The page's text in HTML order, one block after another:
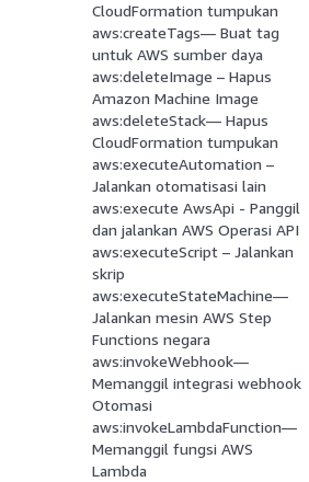
CloudFormation tumpukan
aws:createTags— Buat tag
untuk AWS sumber daya
aws:deleteImage – Hapus
Amazon Machine Image
aws:deleteStack— Hapus
CloudFormation tumpukan
aws:executeAutomation –
Jalankan otomatisasi lain
aws:execute AwsApi - Panggil
dan jalankan AWS Operasi API
aws:executeScript – Jalankan
skrip
aws:executeStateMachine—
Jalankan mesin AWS Step
Functions negara
aws:invokeWebhook—
Memanggil integrasi webhook
Otomasi
aws:invokeLambdaFunction—
Memanggil fungsi AWS
Lambda